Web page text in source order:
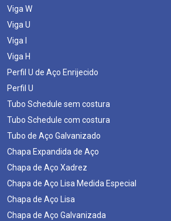
Viga W
Viga U
Viga I
Viga H
Perfil U de Aço Enrijecido
Perfil U
Tubo Schedule sem costura
Tubo Schedule com costura
Tubo de Aço Galvanizado
Chapa Expandida de Aço
Chapa de Aço Xadrez
Chapa de Aço Lisa Medida Especial
Chapa de Aço Lisa
Chapa de Aço Galvanizada